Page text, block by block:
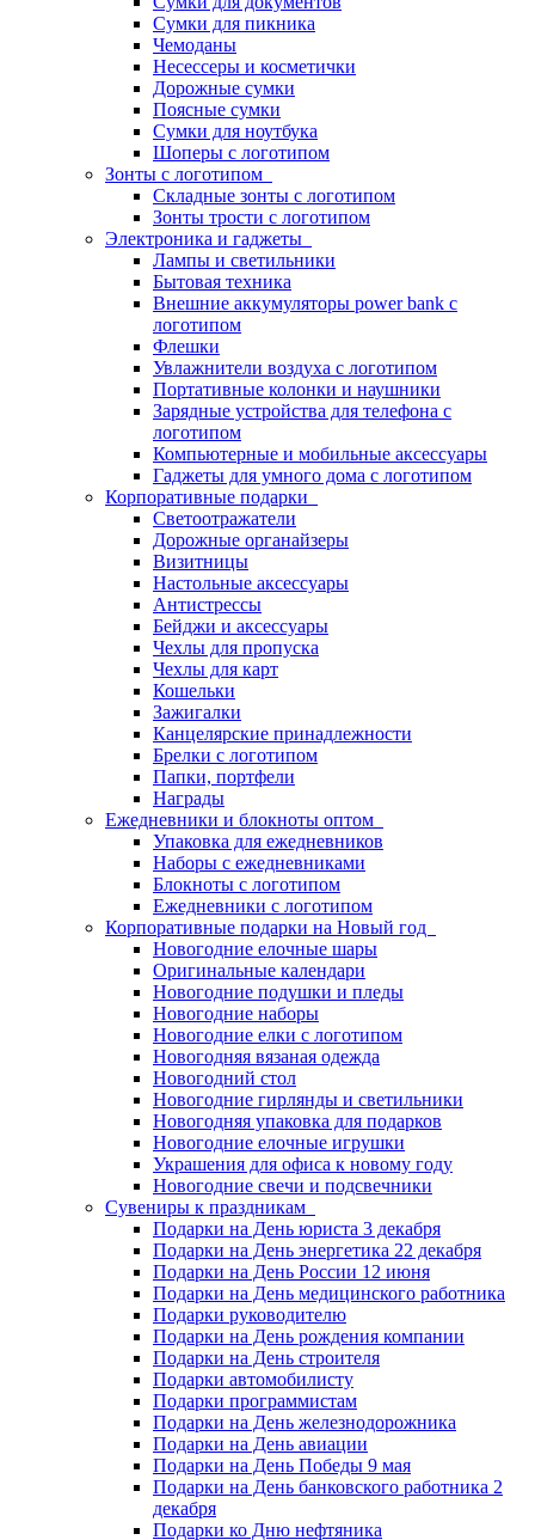
Сумки для пикника
Чемоданы
Несессеры и косметички
Дорожные сумки
Поясные сумки
Сумки для ноутбука
Шоперы с логотипом
Зонты с логотипом
Складные зонты с логотипом
Зонты трости с логотипом
Электроника и гаджеты
Лампы и светильники
Бытовая техника
Внешние аккумуляторы power bank с
логотипом
Флешки
Увлажнители воздуха с логотипом
Портативные колонки и наушники
Зарядные устройства для телефона с
логотипом
Компьютерные и мобильные аксессуары
Гаджеты для умного дома с логотипом
Корпоративные подарки
Светоотражатели
Дорожные органайзеры
Визитницы
Настольные аксессуары
Антистрессы
Бейджи и аксессуары
Чехлы для пропуска
Чехлы для карт
Кошельки
Зажигалки
Канцелярские принадлежности
Брелки с логотипом
Папки, портфели
Награды
Ежедневники и блокноты оптом
Упаковка для ежедневников
Наборы с ежедневниками
Блокноты с логотипом
Ежедневники с логотипом
Корпоративные подарки на Новый год
Новогодние елочные шары
Оригинальные календари
Новогодние подушки и пледы
Новогодние наборы
Новогодние елки с логотипом
Новогодняя вязаная одежда
Новогодний стол
Новогодние гирлянды и светильники
Новогодняя упаковка для подарков
Новогодние елочные игрушки
Украшения для офиса к новому году
Новогодние свечи и подсвечники
Сувениры к праздникам
Подарки на День юриста 3 декабря
Подарки на День энергетика 22 декабря
Подарки на День России 12 июня
Подарки на День медицинского работника
Подарки руководителю
Подарки на День рождения компании
Подарки на День строителя
Подарки автомобилисту
Подарки программистам
Подарки на День железнодорожника
Подарки на День авиации
Подарки на День Победы 9 мая
Подарки на День банковского работника 2
декабря
Подарки ко Дню нефтяника